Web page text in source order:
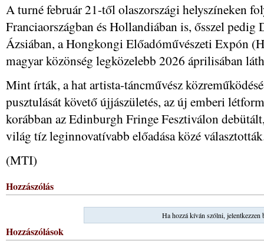
A turné február 21-től olaszországi helyszíneken
Franciaországban és Hollandiában is, ősszel
Ázsiában, a Hongkongi Előadóművészeti Expón
magyar közönség legközelebb 2026 áprilisában
Mint írták, a hat artista-táncművész
pusztulását követő újjászületés, az új emberi
korábban az Edinburgh Fringe Fesztiválon
világ tíz leginnovatívabb előadása közé
(MTI)
Hozzászólás
Ha hozzá kíván szólni, jelentkezzen
Hozzászólások